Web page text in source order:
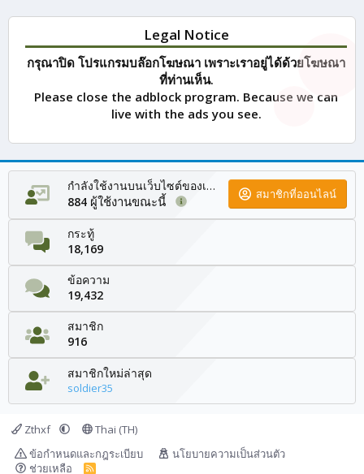
Legal Notice
กรุณาปิด โปรแกรมบล๊อกโฆษณา เพราะเราอยู่ได้ด้วยโฆษณา
ที่ท่านเห็น.
Please close the adblock program. Because we can
live with the ads you see.
กำลังใช้งานบนเว็บไซต์ของเรา
884 ผู้ใช้งานขณะนี้ สมาชิกที่ออนไลน์
กระทู้
18,169
ข้อความ
19,432
สมาชิก
916
สมาชิกใหม่ล่าสุด
soldier35
Zthxf
Thai (TH)
ข้อกำหนดและกฎระเบียบ
นโยบายความเป็นส่วนตัว
ช่วยเหลือ
R